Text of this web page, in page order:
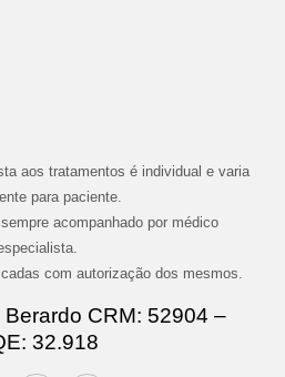
aos tratamentos é individual e varia
para paciente.
acompanhado por médico
com autorização dos mesmos.
Berardo CRM: 52904 –
32.918